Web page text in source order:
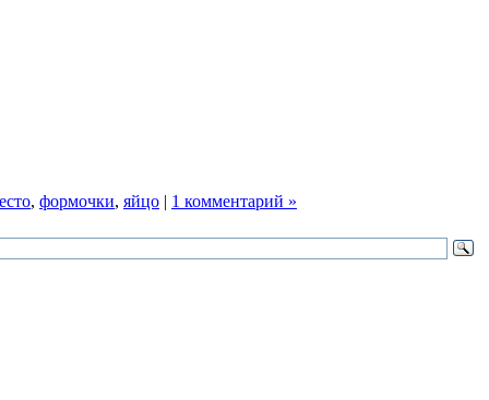
, формочки, яйцо | 1 комментарий »